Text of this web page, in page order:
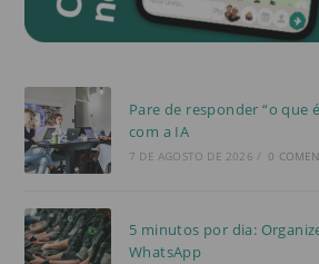
Pare de responder “o que
com a IA
7 DE AGOSTO DE 2026 / 0
5 minutos por dia:
WhatsApp